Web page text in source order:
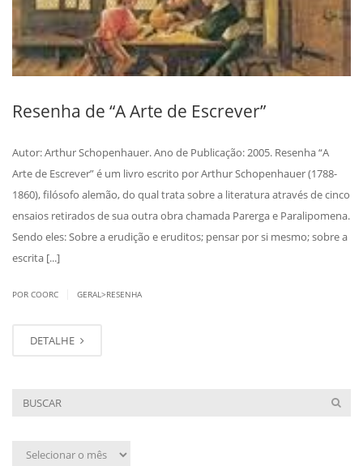
Resenha de “A Arte de Escrever”
Autor: Arthur Schopenhauer. Ano de Publicação: 2005. Resenha “A
Arte de Escrever” é um livro escrito por Arthur Schopenhauer (1788-
1860), filósofo alemão, do qual trata sobre a literatura através de cinco
ensaios retirados de sua outra obra chamada Parerga e Paralipomena.
Sendo eles: Sobre a erudição e eruditos; pensar por si mesmo; sobre a
escrita [...]
POR COORC GERAL>RESENHA
DETALHE
Arquivo